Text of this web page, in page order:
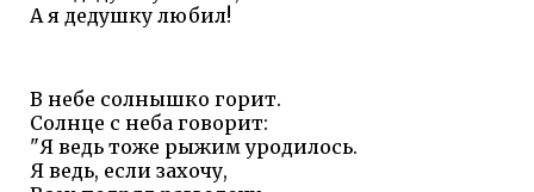
А я дедушку любил!
В небе солнышко горит.
Солнце с неба говорит:
"Я ведь тоже рыжим уродилось.
Я ведь, если захочу,